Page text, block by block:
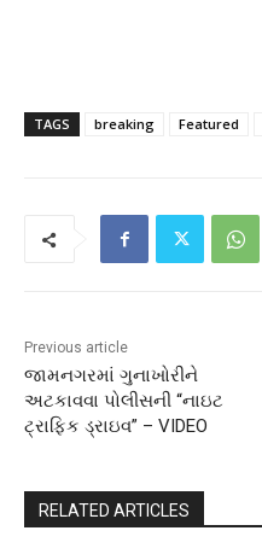
TAGS breaking Featured
Previous article
જામનગરમાં ગુનાખોરીને
અટકાવવા પોલીસની “નાઇટ
ટ્રાફિક ડ્રાઇવ” – VIDEO
RELATED ARTICLES